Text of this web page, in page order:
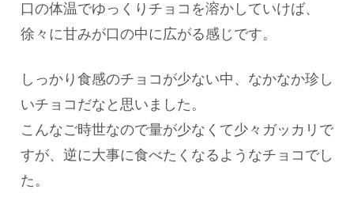
口の体温でゆっくりチョコを溶かしていけば、
徐々に甘みが口の中に広がる感じです。
しっかり食感のチョコが少ない中、なかなか珍し
いチョコだなと思いました。
こんなご時世なので量が少なくて少々ガッカリで
すが、逆に大事に食べたくなるようなチョコでし
た。